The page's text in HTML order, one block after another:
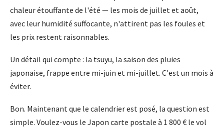
chaleur étouffante de l'été — les mois de juillet et août,
avec leur humidité suffocante, n'attirent pas les foules et
les prix restent raisonnables.
Un détail qui compte : la tsuyu, la saison des pluies
japonaise, frappe entre mi-juin et mi-juillet. C'est un mois à
éviter.
Bon. Maintenant que le calendrier est posé, la question est
simple. Voulez-vous le Japon carte postale à 1 800 € le vol